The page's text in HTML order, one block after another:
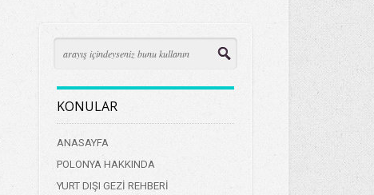
KONULAR
ANASAYFA
POLONYA HAKKINDA
YURT DIŞI GEZİ REHBERİ